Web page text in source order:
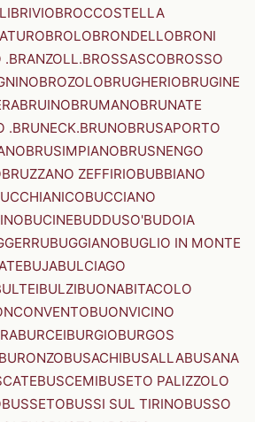
BRIVIOBROCCOSTELLA
BROLOBRONDELLOBRONI
.BRANZOLL.BROSSASCOBROSSO
BROZOLOBRUGHERIOBRUGINE
BRUINOBRUMANOBRUNATE
.BRUNECK.BRUNOBRUSAPORTO
BRUSIMPIANOBRUSNENGO
BRUZZANO ZEFFIRIOBUBBIANO
BUCCIANO
BUCINEBUDDUSO'BUDOIA
BUGGIANOBUGLIO IN MONTE
BUJABULCIAGO
BULZIBUONABITACOLO
BUONVICINO
BURCEIBURGIOBURGOS
BURONZOBUSACHIBUSALLABUSANA
BUSCEMIBUSETO PALIZZOLO
BUSSETOBUSSI SUL TIRINOBUSSO